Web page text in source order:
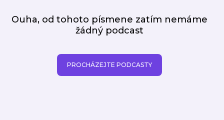
Ouha, od tohoto písmene zatím nemáme
žádný podcast
PROCHÁZEJTE PODCASTY